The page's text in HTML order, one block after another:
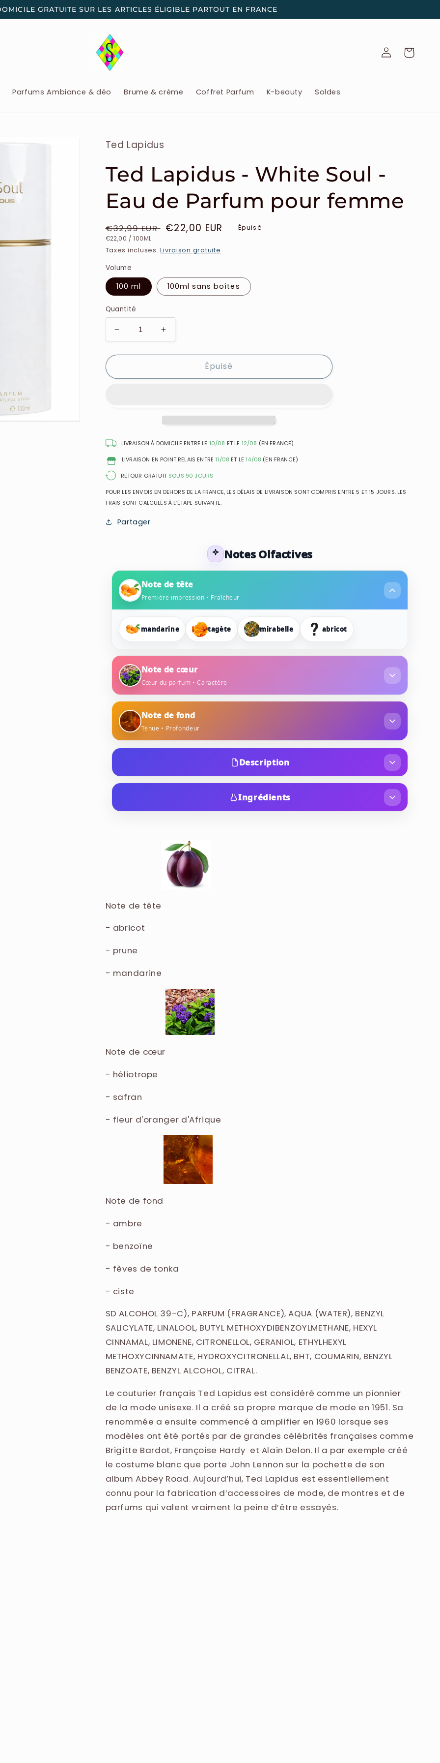
GRATUITE SUR LES ARTICLES ÉLIGIBLE PARTOUT EN FRANCE
Parfums Ambiance & déo Brume & crème Coffret Parfum K-beauty Soldes
ConnexionPanier
Ted Lapidus
Ted Lapidus - White Soul -
Eau de Parfum pour femme
Prix
habituel
€32,99 EUR
Prix
€22,00 EUR
PRIX
€22,00 / PAR
100ML
Épuisé
Taxes incluses.Livraison gratuite
Volume
100 ml 100ml sans boîtes
Quantité
Réduire
la
quantité
Ted
Eau
Parfum
pour
Augmenter
la
quantité
Ted
Eau
Parfum
pour
Épuisé
LIVRAISON À DOMICILE ENTRE LE 10/08 ET LE 12/08 (EN FRANCE)
LIVRAISON EN POINT RELAIS ENTRE 11/08 ET LE 14/08 (EN FRANCE)
RETOUR GRATUIT SOUS 90 JOURS
POUR LES ENVOIS EN DEHORS DE LA FRANCE, LES DÉLAIS DE LIVRAISON SONT COMPRIS ENTRE 5 ET 15 JOURS. LES
FRAIS SONT CALCULÉS À L’ÉTAPE SUIVANTE.
Partager
Notes Olfactives
Note de tête
Première impression • Fraîcheur
mandarine tagète mirabelle abricot
Note de cœur
Cœur du parfum • Caractère
Note de fond
Tenue • Profondeur
Description
Ted Lapidus - White Soul. Lancée en 2010 et créée par le parfumeur
Alexandra Carlin, cette Eau de Parfum orientale-florale a été conçue comme
le pendant féminin de la fragrance "Black Soul". Elle se distingue par un
Ingrédients
CITRONELLOL, COUMARIN, GERANIOL, CITRAL, BENZYL BENZOATE.
Note de tête
- abricot
- prune
- mandarine
Note de cœur
- héliotrope
- safran
- fleur d'oranger d'Afrique
Note de fond
- ambre
- benzoïne
- fèves de tonka
- ciste
SD ALCOHOL 39-C), PARFUM (FRAGRANCE), AQUA (WATER), BENZYL
SALICYLATE, LINALOOL, BUTYL METHOXYDIBENZOYLMETHANE, HEXYL
CINNAMAL, LIMONENE, CITRONELLOL, GERANIOL, ETHYLHEXYL
METHOXYCINNAMATE, HYDROXYCITRONELLAL, BHT, COUMARIN, BENZYL
BENZOATE, BENZYL ALCOHOL, CITRAL.
Le couturier français Ted Lapidus est considéré comme un pionnier
de la mode unisexe. Il a créé sa propre marque de mode en 1951. Sa
renommée a ensuite commencé à amplifier en 1960 lorsque ses
modèles ont été portés par de grandes célébrités françaises comme
Brigitte Bardot, Françoise Hardy et Alain Delon. Il a par exemple créé
le costume blanc que porte John Lennon sur la pochette de son
album Abbey Road. Aujourd’hui, Ted Lapidus est essentiellement
connu pour la fabrication d’accessoires de mode, de montres et de
parfums qui valent vraiment la peine d’être essayés.